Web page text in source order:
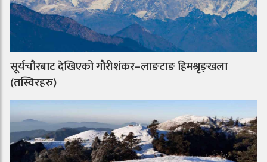
सूर्यचौरबाट देखिएको गौरीशंकर–लाङटाङ हिमश्रृङ्खला
(तस्विरहरु)